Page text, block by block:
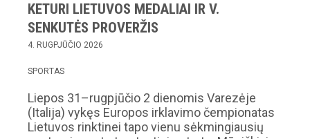
KETURI LIETUVOS MEDALIAI IR V.
SENKUTĖS PROVERŽIS
4. RUGPJŪČIO 2026
SPORTAS
Liepos 31–rugpjūčio 2 dienomis Varezėje
(Italija) vykęs Europos irklavimo čempionatas
Lietuvos rinktinei tapo vienu sėkmingiausių